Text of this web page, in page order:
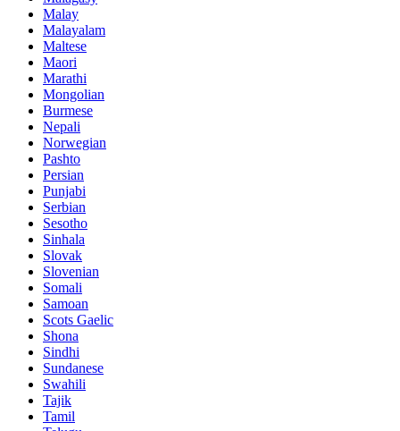
Malay
Malayalam
Maltese
Maori
Marathi
Mongolian
Burmese
Nepali
Norwegian
Pashto
Persian
Punjabi
Serbian
Sesotho
Sinhala
Slovak
Slovenian
Somali
Samoan
Scots Gaelic
Shona
Sindhi
Sundanese
Swahili
Tajik
Tamil